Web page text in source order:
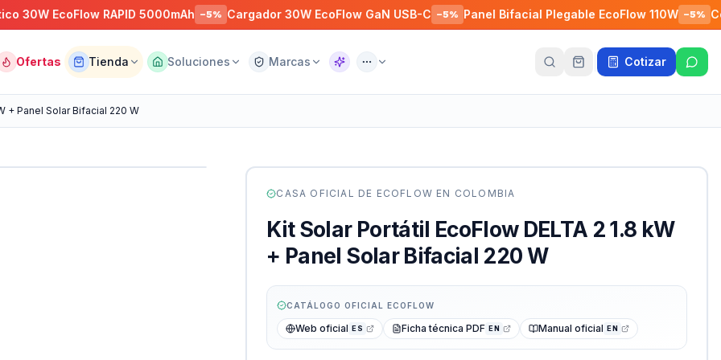
RAPID 5000mAh −5% Cargador 30W EcoFlow GaN USB-C − 5% Panel Bifacial Plegable EcoFlow 110W −5% Conector
Ofertas Tienda Soluciones Marcas Asistente Cotizar
+ Panel Solar Bifacial 220 W
CASA OFICIAL DE ECOFLOW EN COLOMBIA
Kit Solar Portátil EcoFlow DELTA 2 1.8 kW
+ Panel Solar Bifacial 220 W
CATÁLOGO OFICIALECOFLOW
Web oficial ES Ficha técnica PDF EN Manual oficial EN